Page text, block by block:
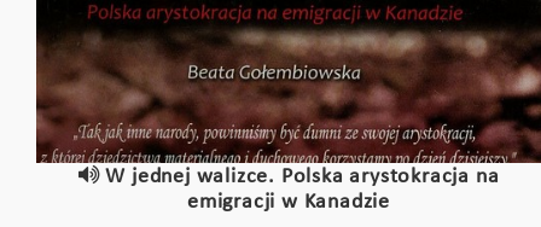
W jednej walizce. Polska arystokracja na
emigracji w Kanadzie